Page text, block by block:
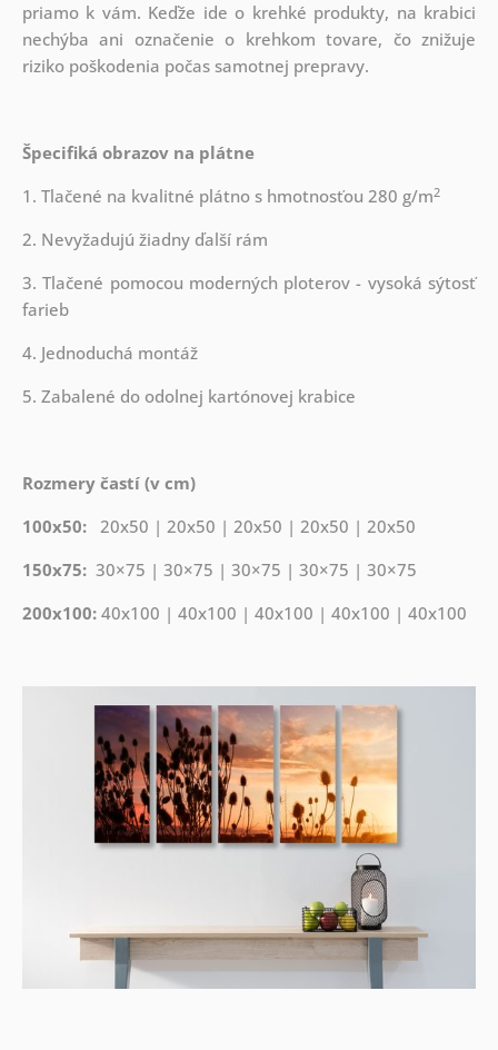
priamo k vám. Keďže ide o krehké produkty, na krabici
nechýba ani označenie o krehkom tovare, čo znižuje
riziko poškodenia počas samotnej prepravy.
Špecifiká obrazov na plátne
1. Tlačené na kvalitné plátno s hmotnosťou 280 g/m2
2. Nevyžadujú žiadny ďalší rám
3. Tlačené pomocou moderných ploterov - vysoká sýtosť
farieb
4. Jednoduchá montáž
5. Zabalené do odolnej kartónovej krabice
Rozmery častí (v cm)
100x50: 20x50 | 20x50 | 20x50 | 20x50 | 20x50
150x75: 30×75 | 30×75 | 30×75 | 30×75 | 30×75
200x100: 40x100 | 40x100 | 40x100 | 40x100 | 40x100